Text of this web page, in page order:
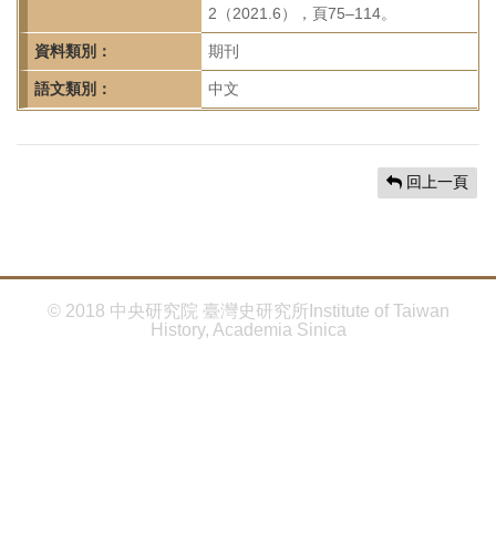
首
頁
2（2021.6），頁75–114。
資料類別： 期刊
語文類別： 中文
回上一頁
© 2018 中央研究院 臺灣史研究所Institute of Taiwan
History, Academia Sinica